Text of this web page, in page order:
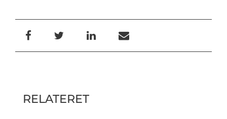
RELATERET